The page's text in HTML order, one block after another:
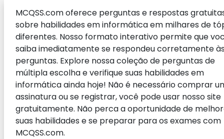
MCQSS.com oferece perguntas e respostas
sobre habilidades em informática em milhares de
diferentes. Nosso formato interativo permite que
saiba imediatamente se respondeu corretamente
perguntas. Explore nossa coleção de perguntas de
múltipla escolha e verifique suas habilidades em
informática ainda hoje! Não é necessário comprar
assinatura ou se registrar, você pode usar nosso site
gratuitamente. Não perca a oportunidade de
suas habilidades e se preparar para os exames com
MCQSS.com.